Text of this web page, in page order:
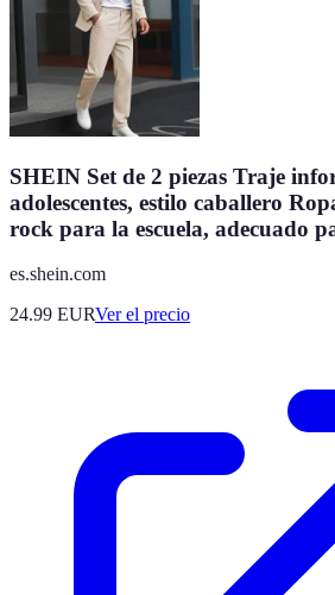
SHEIN Set de 2 piezas Traje
adolescentes, estilo caballero
rock para la escuela, adecuado
es.shein.com
24.99 EURVer el precio